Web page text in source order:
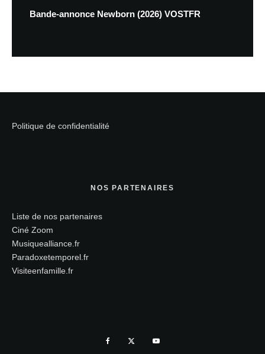
Bande-annonce Newborn (2026) VOSTFR
Politique de confidentialité
NOS PARTENAIRES
Liste de nos partenaires
Ciné Zoom
Musiquealliance.fr
Paradoxetemporel.fr
Visiteenfamille.fr